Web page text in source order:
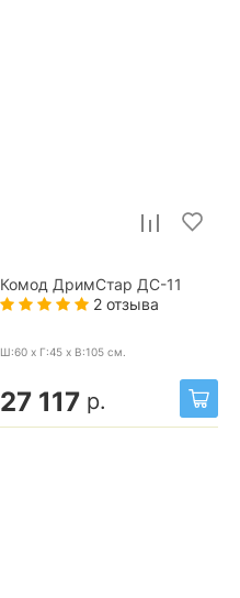
Комод ДримСтар ДС-11
2 отзыва
Ш:60 x Г:45 x В:105 см.
27 117 р.